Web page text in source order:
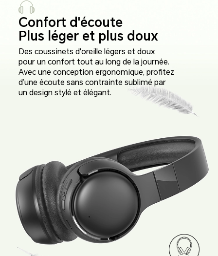
Confort d'écoute
Plus léger et plus doux
Des coussinets d'oreille légers et doux
pour un confort tout au long de la journée.
Avec une conception ergonomique, profitez
d’une écoute sans contrainte sublimé par
un design stylé et élégant.